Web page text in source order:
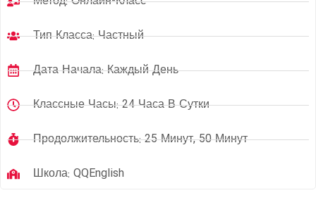
Тип Класса: Частный
Дата Начала: Каждый День
Классные Часы: 24 Часа В Сутки
Продолжительность: 25 Минут, 50 Минут
Школа: QQEnglish